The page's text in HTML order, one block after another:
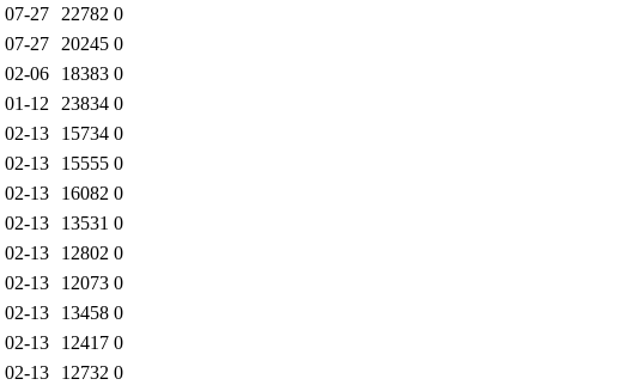
07-27 22782 0
07-27 20245 0
02-06 18383 0
01-12 23834 0
02-13 15734 0
02-13 15555 0
02-13 16082 0
02-13 13531 0
02-13 12802 0
02-13 12073 0
02-13 13458 0
02-13 12417 0
02-13 12732 0